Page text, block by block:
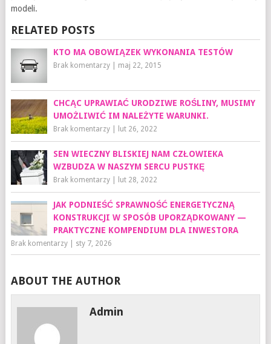
modeli.
RELATED POSTS
KTO MA OBOWIĄZEK WYKONANIA TESTÓW
Brak komentarzy| maj 22, 2015
CHCĄC UPRAWIAĆ URODZIWE ROŚLINY, MUSIMY
UMOŻLIWIĆ IM NALEŻYTE WARUNKI.
Brak komentarzy| lut 26, 2022
SEN WIECZNY BLISKIEJ NAM CZŁOWIEKA
WZBUDZA W NASZYM SERCU PUSTKĘ
Brak komentarzy| lut 28, 2022
JAK PODNIEŚĆ SPRAWNOŚĆ ENERGETYCZNĄ
KONSTRUKCJI W SPOSÓB UPORZĄDKOWANY —
PRAKTYCZNE KOMPENDIUM DLA INWESTORA
Brak komentarzy| sty 7, 2026
ABOUT THE AUTHOR
Admin